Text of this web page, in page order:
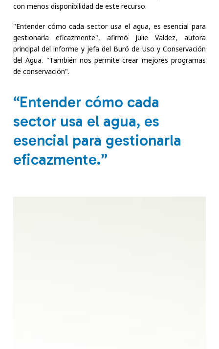
con menos disponibilidad de este recurso.
"Entender cómo cada sector usa el agua, es esencial para
gestionarla eficazmente", afirmó Julie Valdez, autora
principal del informe y jefa del Buró de Uso y Conservación
del Agua. "También nos permite crear mejores programas
de conservación".
“Entender cómo cada
sector usa el agua, es
esencial para gestionarla
eficazmente.”